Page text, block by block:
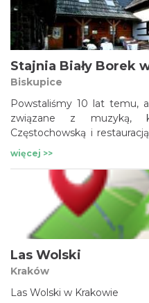
amatorów grzybów, a
turystyczny umożliwia
Kroczyckich.
Stajnia Biały Borek
Biskupice
Powstaliśmy 10 lat temu,
związane z muzyką,
Częstochowską i
aby mieć coś swojego i
nam się przy okazji
niezmiernie nam miło.
wernisaże, spotkania
obozy konne dla dzieci i
językowymi, żeglarskimi,
się promować i
turystykę – szczególnie
napędza ? Widok koni
Zapraszamy! Zobaczcie je z
więcej >>
Las Wolski
Kraków
Las Wolski w Krakowie